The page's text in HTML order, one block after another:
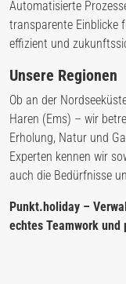
Automatisierte
transparente Einblicke
effizient und
Unsere Regionen
Ob an der
Haren (Ems) – wir
Erholung, Natur und
Experten kennen wir
auch die Bedürfnisse
Punkt.holiday –
echtes Teamwork